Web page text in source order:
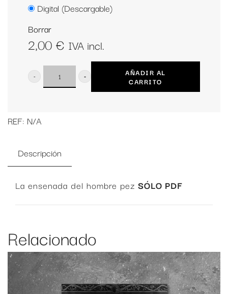
Digital (Descargable)
Borrar
2,00 € IVA incl.
La
del
pez
(PDF)
cantidad
AÑADIR AL
CARRITO
REF: N/A
Descripción
La ensenada del hombre pezSÓLO PDF
Relacionado